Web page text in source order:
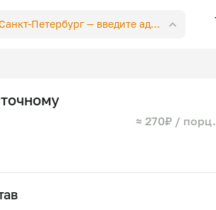
Санкт-Петербург —введите адрес
≈ 270₽ / порц.